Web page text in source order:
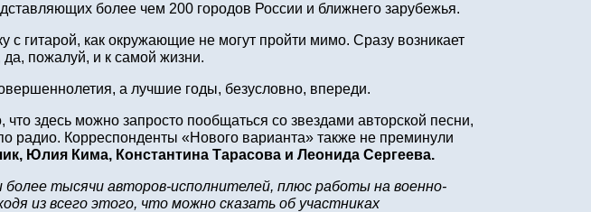
более чем 200 городов России и ближнего зарубежья.
с гитарой, как окружающие не могут пройти мимо. Сразу возникает
пожалуй, и к самой жизни.
а лучшие годы, безусловно, впереди.
здесь можно запросто пообщаться со звездами авторской песни,
радио. Корреспонденты «Нового варианта» также не преминули
Юлия Кима, Константина Тарасова и Леонида Сергеева.
тысячи авторов-исполнителей, плюс работы на военно-
из всего этого, что можно сказать об участниках